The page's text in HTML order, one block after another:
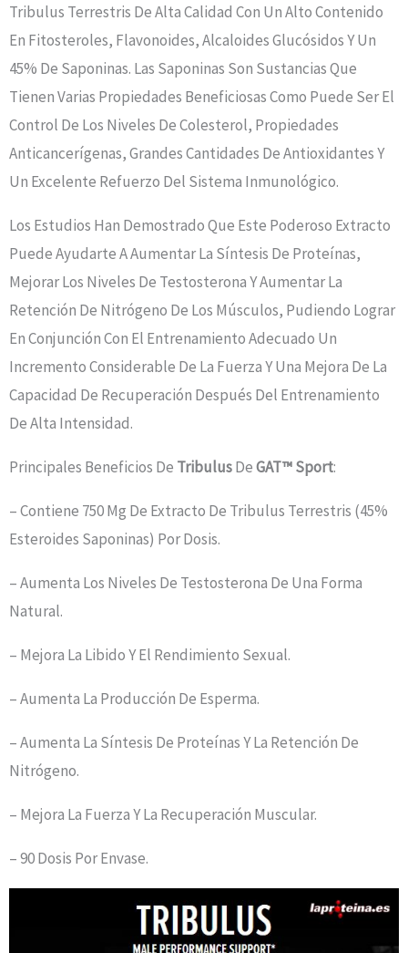
Tribulus Terrestris De Alta Calidad Con Un Alto Contenido
En Fitosteroles, Flavonoides, Alcaloides Glucósidos Y Un
45% De Saponinas. Las Saponinas Son Sustancias Que
Tienen Varias Propiedades Beneficiosas Como Puede Ser El
Control De Los Niveles De Colesterol, Propiedades
Anticancerígenas, Grandes Cantidades De Antioxidantes Y
Un Excelente Refuerzo Del Sistema Inmunológico.
Los Estudios Han Demostrado Que Este Poderoso Extracto
Puede Ayudarte A Aumentar La Síntesis De Proteínas,
Mejorar Los Niveles De Testosterona Y Aumentar La
Retención De Nitrógeno De Los Músculos, Pudiendo Lograr
En Conjunción Con El Entrenamiento Adecuado Un
Incremento Considerable De La Fuerza Y Una Mejora De La
Capacidad De Recuperación Después Del Entrenamiento
De Alta Intensidad.
Principales Beneficios De TribulusDeGAT™ Sport:
– Contiene 750 Mg De Extracto De Tribulus Terrestris (45%
Esteroides Saponinas) Por Dosis.
– Aumenta Los Niveles De Testosterona De Una Forma
Natural.
– Mejora La Libido Y El Rendimiento Sexual.
– Aumenta La Producción De Esperma.
– Aumenta La Síntesis De Proteínas Y La Retención De
Nitrógeno.
– Mejora La Fuerza Y La Recuperación Muscular.
– 90 Dosis Por Envase.